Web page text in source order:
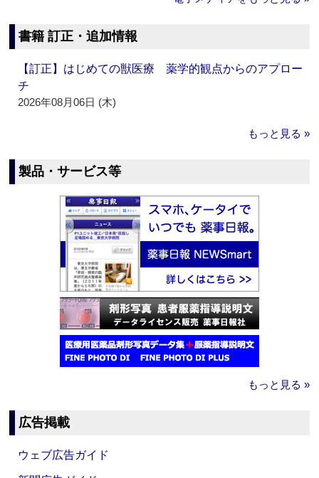
書籍 訂正・追加情報
【訂正】はじめての獣医療 薬学的観点からのアプロー
チ
2026年08月06日 (木)
もっと見る »
製品・サービス等
もっと見る »
広告掲載
ウェブ広告ガイド